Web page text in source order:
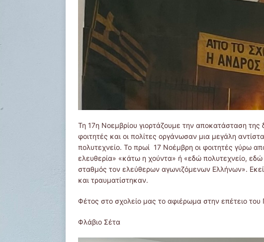
Τη 17η Νοεμβρίου γιορτάζουμε την αποκατάσταση της
φοιτητές και οι πολίτες οργάνωσαν μια μεγάλη
πολυτεχνείο. Το πρωί 17 Νοέμβρη οι φοιτητές γύρω
ελευθερία» «κάτω η χούντα» ή «εδώ πολυτεχνείο, εδώ
σταθμός τον ελεύθερων αγωνιζόμενων Ελλήνων».
και τραυματίστηκαν.
Φέτος στο σχολείο μας το αφιέρωμα στην επέτειο του
Φλάβιο Σέτα